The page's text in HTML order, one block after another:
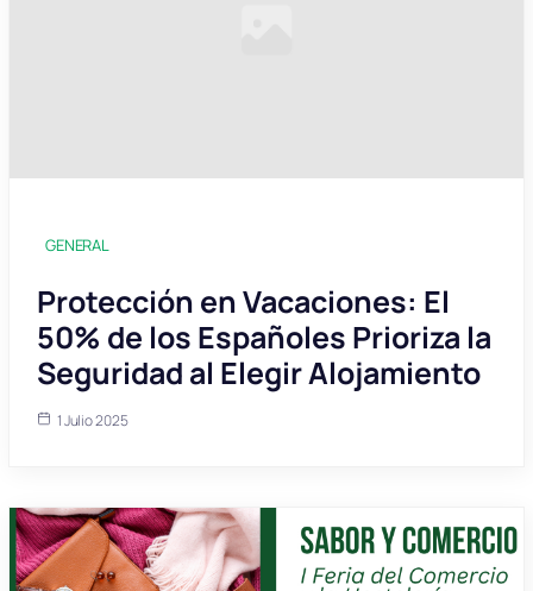
GENERAL
Protección en Vacaciones: El
50% de los Españoles Prioriza la
Seguridad al Elegir Alojamiento
1 Julio 2025